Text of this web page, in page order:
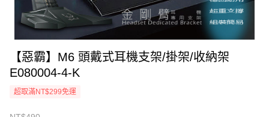
【惡霸】M6 頭戴式耳機支架/掛架/收納架
E080004-4-K
超取滿NT$299免運